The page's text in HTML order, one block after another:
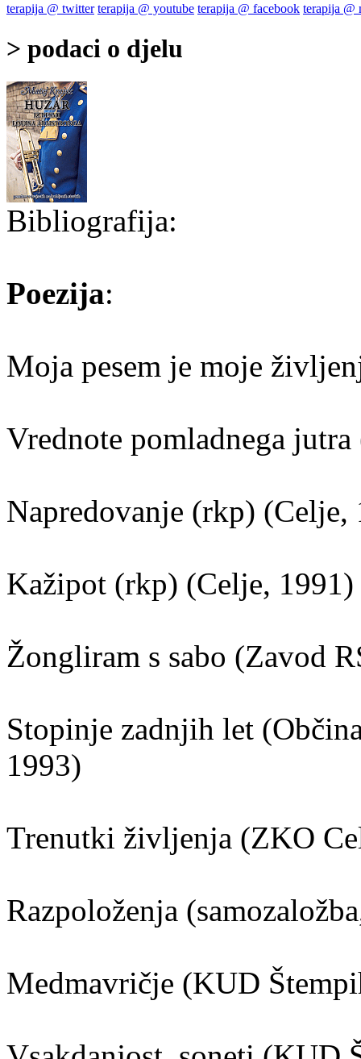
terapija @ twitter terapija @ youtube terapija @ facebook terapija @
> podaci o djelu
Bibliografija:
Poezija:
Moja pesem je moje
Vrednote pomladnega
Napredovanje (rkp) (Celje,
Kažipot (rkp) (Celje, 1991)
Žongliram s sabo (Zavod
Stopinje zadnjih let
1993)
Trenutki življenja (ZKO
Razpoloženja
Medmavričje (KUD